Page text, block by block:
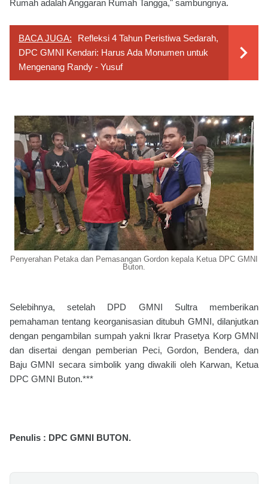
Rumah adalah Anggaran Rumah Tangga," sambungnya.
BACA JUGA:
Refleksi 4 Tahun Peristiwa Sedarah,
DPC GMNI Kendari: Harus Ada Monumen untuk
Mengenang Randy - Yusuf
Penyerahan Petaka dan Pemasangan Gordon kepala Ketua DPC GMNI
Buton.
Selebihnya, setelah DPD GMNI Sultra memberikan
pemahaman tentang keorganisasian ditubuh GMNI, dilanjutkan
dengan pengambilan sumpah yakni Ikrar Prasetya Korp GMNI
dan disertai dengan pemberian Peci, Gordon, Bendera, dan
Baju GMNI secara simbolik yang diwakili oleh Karwan, Ketua
DPC GMNI Buton.***
Penulis : DPC GMNI BUTON.